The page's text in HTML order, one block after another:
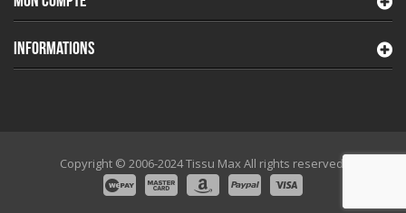
INFORMATIONS
Copyright © 2006-2024 Tissu Max All rights reserved.